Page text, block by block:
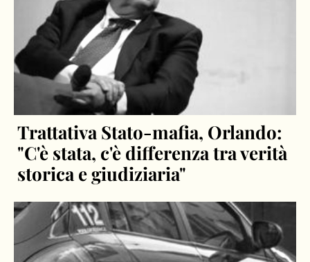
Trattativa Stato-mafia, Orlando:
"C'è stata, c'è differenza tra verità
storica e giudiziaria"